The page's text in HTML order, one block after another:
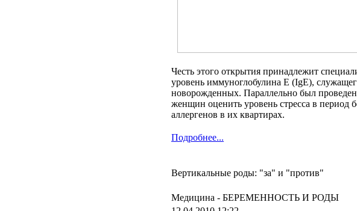
Честь этого открытия принадлежит
уровень иммуноглобулина Е (IgE),
новорожденных. Параллельно был
женщин оценить уровень стресса в период
аллергенов в их квартирах.
Подробнее...
Вертикальные роды: "за" и "против"
Медицина - БЕРЕМЕННОСТЬ И РОДЫ